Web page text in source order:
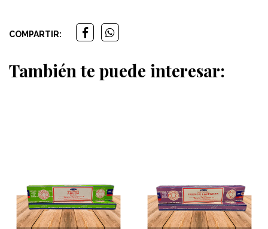
COMPARTIR:
También te puede interesar: